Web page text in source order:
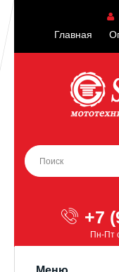
Главная
+7
Пн-Пт